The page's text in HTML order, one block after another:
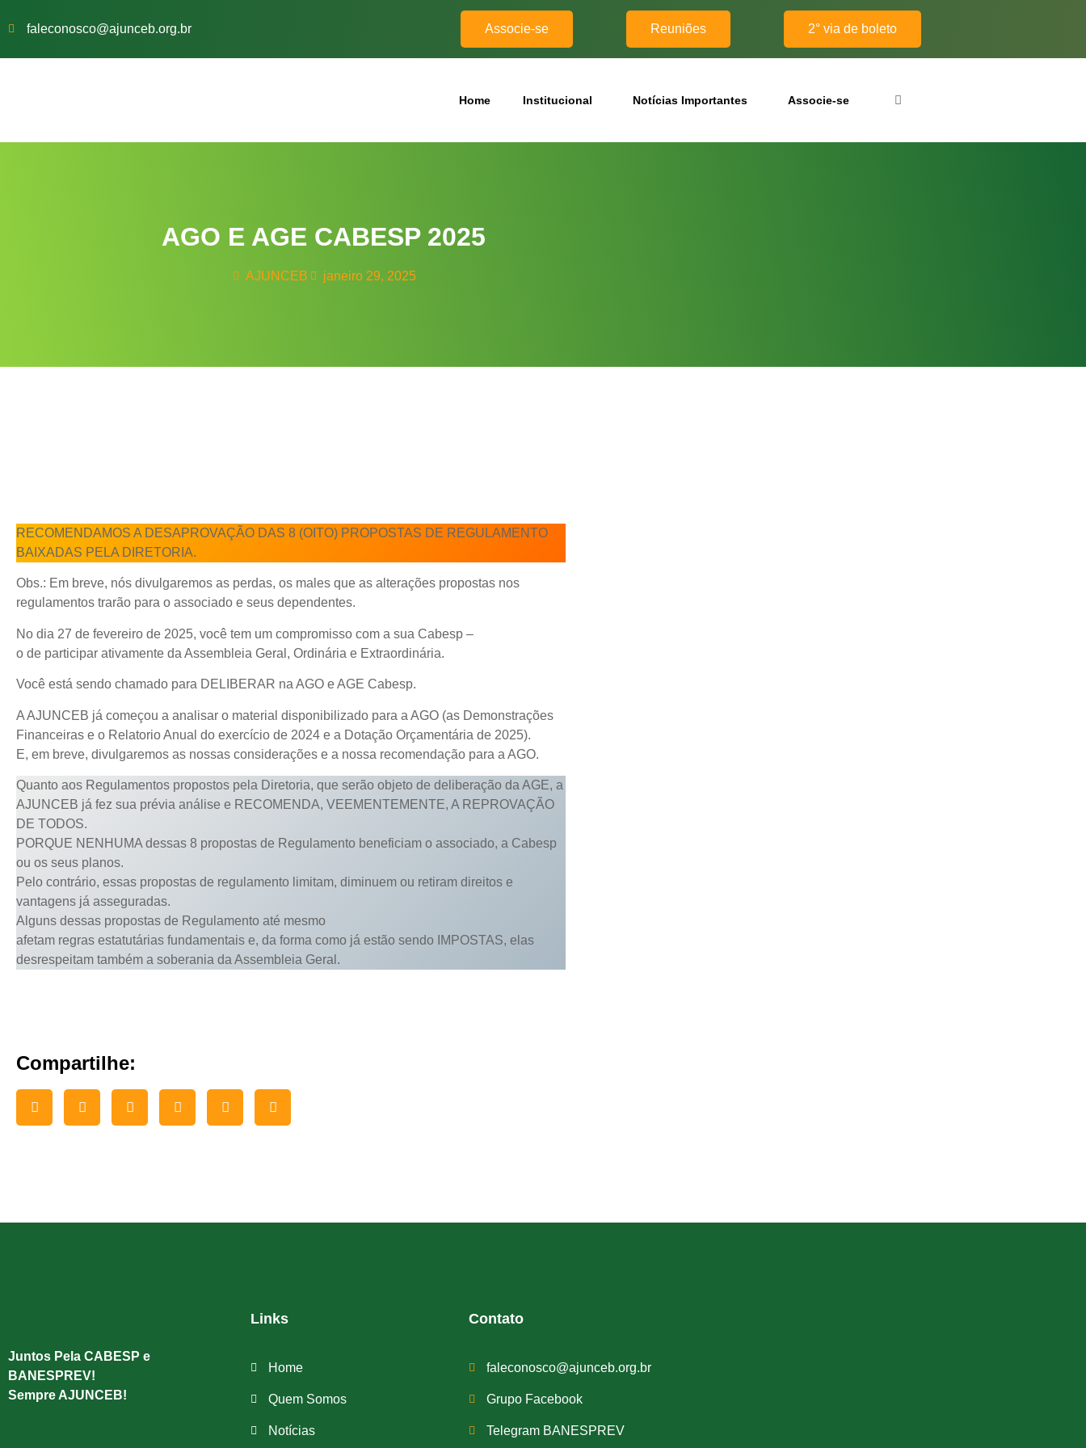
faleconosco@ajunceb.org.br Associe-se Reuniões 2° via de boleto
Home Institucional Notícias Importantes Associe-se
AGO E AGE CABESP 2025
AJUNCEB janeiro 29, 2025
RECOMENDAMOS A DESAPROVAÇÃO DAS 8 (OITO) PROPOSTAS DE REGULAMENTO
BAIXADAS PELA DIRETORIA.
Obs.: Em breve, nós divulgaremos as perdas, os males que as alterações propostas nos
regulamentos trarão para o associado e seus dependentes.
No dia 27 de fevereiro de 2025, você tem um compromisso com a sua Cabesp –
o de participar ativamente da Assembleia Geral, Ordinária e Extraordinária.
Você está sendo chamado para DELIBERAR na AGO e AGE Cabesp.
A AJUNCEB já começou a analisar o material disponibilizado para a AGO (as Demonstrações
Financeiras e o Relatorio Anual do exercício de 2024 e a Dotação Orçamentária de 2025).
E, em breve, divulgaremos as nossas considerações e a nossa recomendação para a AGO.
Quanto aos Regulamentos propostos pela Diretoria, que serão objeto de deliberação da AGE, a
AJUNCEB já fez sua prévia análise e RECOMENDA, VEEMENTEMENTE, A REPROVAÇÃO
DE TODOS.
PORQUE NENHUMA dessas 8 propostas de Regulamento beneficiam o associado, a Cabesp
ou os seus planos.
Pelo contrário, essas propostas de regulamento limitam, diminuem ou retiram direitos e
vantagens já asseguradas.
Alguns dessas propostas de Regulamento até mesmo
afetam regras estatutárias fundamentais e, da forma como já estão sendo IMPOSTAS, elas
desrespeitam também a soberania da Assembleia Geral.
Compartilhe:
Juntos Pela CABESP e
BANESPREV!
Sempre AJUNCEB!
Links
Home
Quem Somos
Notícias
Contato
faleconosco@ajunceb.org.br
Grupo Facebook
Telegram BANESPREV